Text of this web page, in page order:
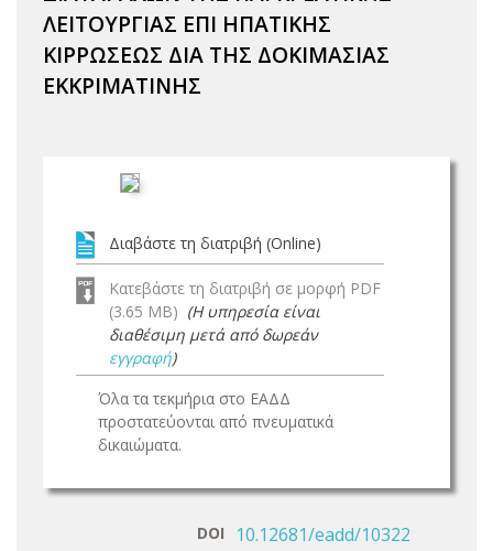
ΛΕΙΤΟΥΡΓΙΑΣ ΕΠΙ ΗΠΑΤΙΚΗΣ
ΚΙΡΡΩΣΕΩΣ ΔΙΑ ΤΗΣ ΔΟΚΙΜΑΣΙΑΣ
ΕΚΚΡΙΜΑΤΙΝΗΣ
Διαβάστε τη διατριβή (Online)
Κατεβάστε τη διατριβή σε μορφή PDF
(3.65 MB) (Η υπηρεσία είναι
διαθέσιμη μετά από δωρεάν
εγγραφή)
Όλα τα τεκμήρια στο ΕΑΔΔ
προστατεύονται από πνευματικά
δικαιώματα.
DOI 10.12681/eadd/10322